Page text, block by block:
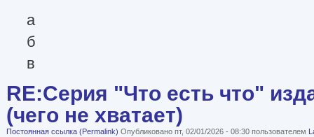
а
б
в
RE:Серия "Что есть что"
(чего не хватает)
Постоянная ссылка (Permalink) Опубликовано пт, 02/01/2026 - 08:30 пользователем